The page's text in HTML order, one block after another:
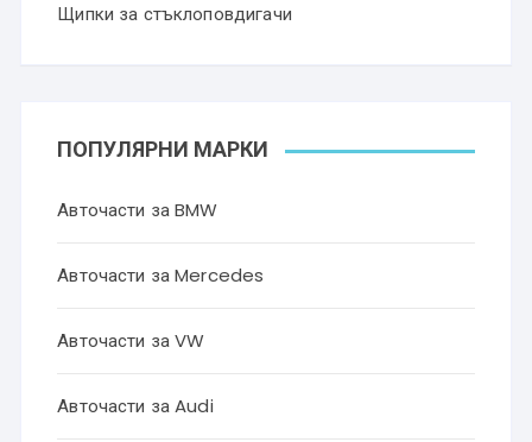
Щипки за стъклоповдигачи
ПОПУЛЯРНИ МАРКИ
Авточасти за BMW
Авточасти за Mercedes
Авточасти за VW
Авточасти за Audi